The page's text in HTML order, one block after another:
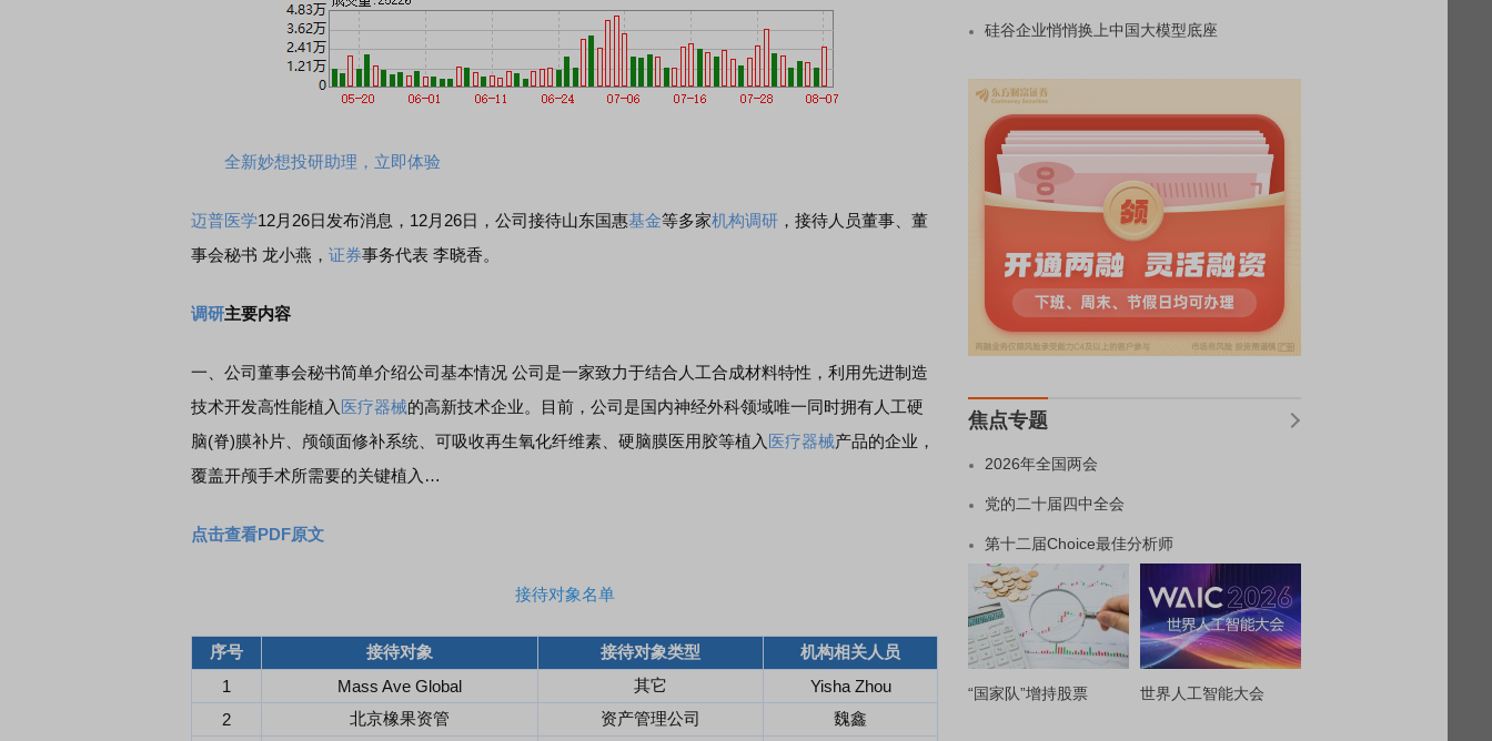
全新妙想投研助理，立即体验
迈普医学12月26日发布消息，12月26日，公司接待山东国惠基金等多家机构调研 ，接待人员董事、董
事会秘书 龙小燕， 证券事务代表 李晓香。
调研主要内容
一、公司董事会秘书简单介绍公司基本情况 公司是一家致力于结合人工合成材料特性，利用先进制造
技术开发高性能植入 医疗器械的高新技术企业。目前，公司是国内神经外科领域唯一同时拥有人工硬
脑(脊)膜补片、颅颌面修补系统、可吸收再生氧化纤维素、硬脑膜医用胶等植入 医疗器械产品的企业，
覆盖开颅手术所需要的关键植入…
点击查看PDF原文
接待对象名单
序号 接待对象 接待对象类型
机构相关人员
1
Mass Ave Global 其它
Yisha Zhou
2
北京橡果资管 资产管理公司
魏鑫
硅谷企业悄悄换上中国大模型底座
焦点专题
2026年全国两会
党的二十届四中全会
第十二届Choice最佳分析师
“国家队”增持股票 世界人工智能大会